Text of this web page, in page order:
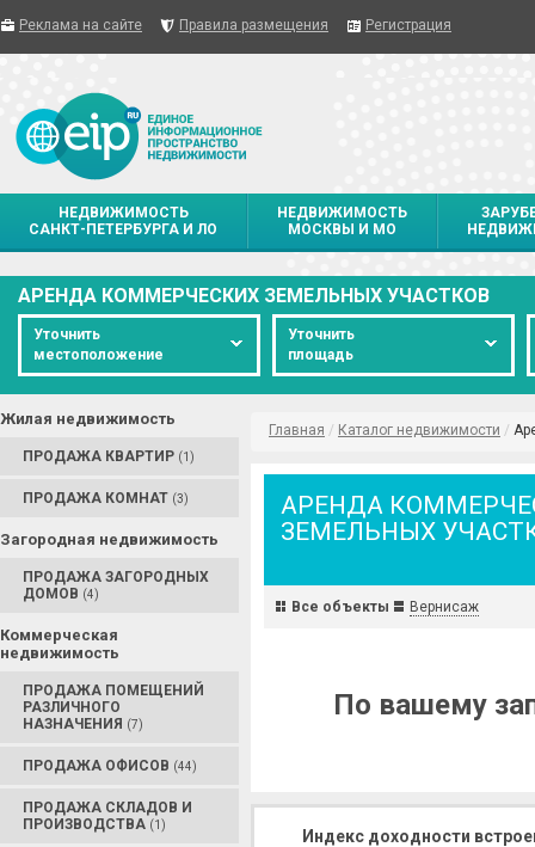
Реклама на сайте Правила размещения Регистрация
НЕДВИЖИМОСТЬ
САНКТ-ПЕТЕРБУРГА И ЛО
НЕДВИЖИМОСТЬ
МОСКВЫ И МО
АРЕНДА КОММЕРЧЕСКИХ ЗЕМЕЛЬНЫХ УЧАСТКОВ
Уточнить
местоположение
Уточнить
площадь
Жилая недвижимость
ПРОДАЖА КВАРТИР (1)
ПРОДАЖА КОМНАТ (3)
Загородная недвижимость
ПРОДАЖА ЗАГОРОДНЫХ
ДОМОВ (4)
Коммерческая
недвижимость
ПРОДАЖА ПОМЕЩЕНИЙ
РАЗЛИЧНОГО
НАЗНАЧЕНИЯ (7)
ПРОДАЖА ОФИСОВ (44)
ПРОДАЖА СКЛАДОВ И
ПРОИЗВОДСТВА (1)
Главная / Каталог недвижимости /
АРЕНДА
ЗЕМЕЛЬНЫХ
Все объекты Вернисаж
По вашему
Индекс доходности